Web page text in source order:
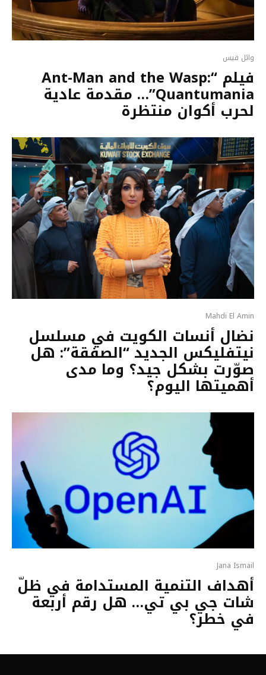
وائل قيس
فيلم “Ant-Man and the Wasp:
Quantumania”… مقدمة عادية
لحرب أكوان منتظرة
Mahdi El Amin
نضال أنسات الكويت في مسلسل
نيتفليكس الجديد “الصفقة”: هل
صوّرت بشكل جيد؟ وما مدى
أهميتها اليوم؟
Jana Ismail
أهداف التنمية المستدامة في ظلّ
شات جي بي تي… هل رقم أربعة
في خطر؟